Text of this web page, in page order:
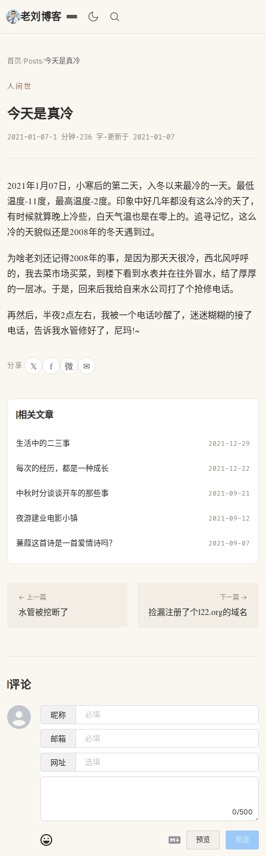
老刘博客
首页/Posts/今天是真冷
人间世
今天是真冷
2021-01-07· 1 分钟· 236 字 · 更新于 2021-01-07
2021年1月07日，小寒后的第二天，入冬以来最冷的一天。最低
温度-11度，最高温度-2度。印象中好几年都没有这么冷的天了，
有时候就算晚上冷些，白天气温也是在零上的。追寻记忆，这么
冷的天貌似还是2008年的冬天遇到过。
为啥老刘还记得2008年的事，是因为那天天很冷，西北风呼呼
的，我去菜市场买菜，到楼下看到水表井在往外冒水，结了厚厚
的一层冰。于是，回来后我给自来水公司打了个抢修电话。
再然后，半夜2点左右，我被一个电话吵醒了，迷迷糊糊的接了
电话，告诉我水管修好了，尼玛!~
分享 𝕏 f 微 ✉
相关文章
生活中的二三事 2021-12-29
每次的经历，都是一种成长 2021-12-22
中秋时分谈谈开车的那些事 2021-09-21
夜游建业电影小镇 2021-09-12
蒹葭这首诗是一首爱情诗吗？ 2021-09-07
← 上一篇
水管被挖断了
下一篇 →
捡漏注册了个l22.org的域名
评论
昵称
邮箱
网址
0/500
预览 发送